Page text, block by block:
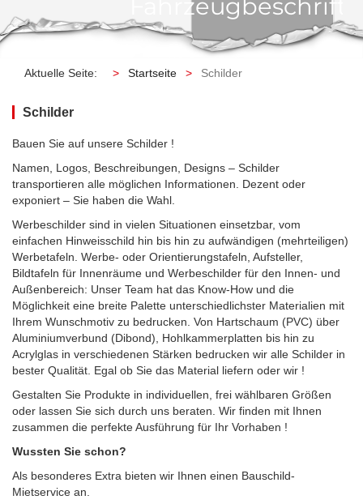
Aktuelle Seite: Startseite Schilder
Schilder
Bauen Sie auf unsere Schilder !
Namen, Logos, Beschreibungen, Designs – Schilder
transportieren alle möglichen Informationen. Dezent oder
exponiert – Sie haben die Wahl.
Werbeschilder sind in vielen Situationen einsetzbar, vom
einfachen Hinweisschild hin bis hin zu aufwändigen (mehrteiligen)
Werbetafeln. Werbe- oder Orientierungstafeln, Aufsteller,
Bildtafeln für Innenräume und Werbeschilder für den Innen- und
Außenbereich: Unser Team hat das Know-How und die
Möglichkeit eine breite Palette unterschiedlichster Materialien mit
Ihrem Wunschmotiv zu bedrucken. Von Hartschaum (PVC) über
Aluminiumverbund (Dibond), Hohlkammerplatten bis hin zu
Acrylglas in verschiedenen Stärken bedrucken wir alle Schilder in
bester Qualität. Egal ob Sie das Material liefern oder wir !
Gestalten Sie Produkte in individuellen, frei wählbaren Größen
oder lassen Sie sich durch uns beraten. Wir finden mit Ihnen
zusammen die perfekte Ausführung für Ihr Vorhaben !
Wussten Sie schon?
Als besonderes Extra bieten wir Ihnen einen Bauschild-
Mietservice an.